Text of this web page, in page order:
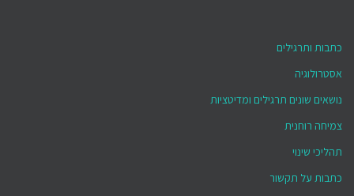
כתבות ותרגילים
אסטרולוגיה
נושאים שונים תרגילים ומדיטציות
צמיחה רוחנית
תהליכי שינוי
כתבות על תקשור